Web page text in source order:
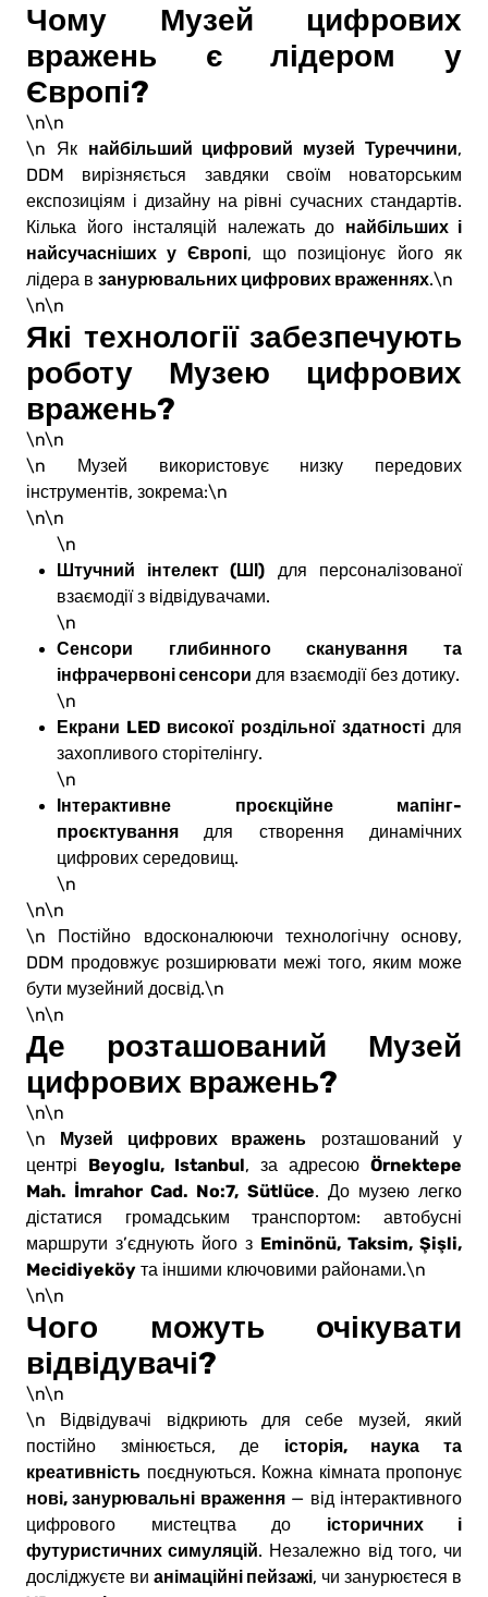
Чому Музей цифрових
вражень є лідером у
Європі?
\n\n
\n Як найбільший цифровий музей Туреччини,
DDM вирізняється завдяки своїм новаторським
експозиціям і дизайну на рівні сучасних стандартів.
Кілька його інсталяцій належать до найбільших і
найсучасніших у Європі, що позиціонує його як
лідера в занурювальних цифрових враженнях.\n
\n\n
Які технології забезпечують
роботу Музею цифрових
вражень?
\n\n
\n Музей використовує низку передових
інструментів, зокрема:\n
\n\n
\n
Штучний інтелект (ШІ) для персоналізованої
взаємодії з відвідувачами.
\n
Сенсори глибинного сканування та
інфрачервоні сенсори для взаємодії без дотику.
\n
Екрани LED високої роздільної здатності для
захопливого сторітелінгу.
\n
Інтерактивне проєкційне мапінг-
проєктування для створення динамічних
цифрових середовищ.
\n
\n\n
\n Постійно вдосконалюючи технологічну основу,
DDM продовжує розширювати межі того, яким може
бути музейний досвід.\n
\n\n
Де розташований Музей
цифрових вражень?
\n\n
\n Музей цифрових вражень розташований у
центрі Beyoglu, Istanbul, за адресою Örnektepe
Mah. İmrahor Cad. No:7, Sütlüce. До музею легко
дістатися громадським транспортом: автобусні
маршрути з’єднують його з Eminönü, Taksim, Şişli,
Mecidiyeköy та іншими ключовими районами.\n
\n\n
Чого можуть очікувати
відвідувачі?
\n\n
\n Відвідувачі відкриють для себе музей, який
постійно змінюється, де історія, наука та
креативність поєднуються. Кожна кімната пропонує
нові, занурювальні враження— від інтерактивного
цифрового мистецтва до історичних і
футуристичних симуляцій. Незалежно від того, чи
досліджуєте ви анімаційні пейзажі, чи занурюєтеся в